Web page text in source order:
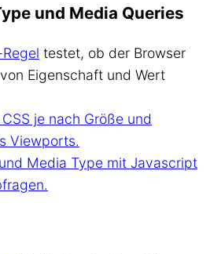
und Media Queries
testet, ob der Browser
Eigenschaft und Wert
je nach Größe und
Viewports.
Media Type mit Javascript